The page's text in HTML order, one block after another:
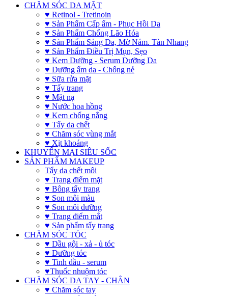
CHĂM SÓC DA MẶT
♥ Retinol - Tretinoin
♥ Sản Phẩm Cấp ẩm - Phục Hồi Da
♥ Sản Phẩm Chống Lão Hóa
♥ Sản Phẩm Sáng Da, Mờ Nám. Tàn Nhang
♥ Sản Phẩm Điều Trị Mụn, Sẹo
♥ Kem Dưỡng - Serum Dưỡng Da
♥ Dưỡng ẩm da - Chống nẻ
♥ Sữa rửa mặt
♥ Tẩy trang
♥ Mặt nạ
♥ Nước hoa hồng
♥ Kem chống nắng
♥ Tẩy da chết
♥ Chăm sóc vùng mắt
♥ Xịt khoáng
KHUYẾN MẠI SIÊU SỐC
SẢN PHẨM MAKEUP
Tẩy da chết môi
♥ Trang điểm mặt
♥ Bông tẩy trang
♥ Son môi màu
♥ Son môi dưỡng
♥ Trang điểm mắt
♥ Sản phẩm tẩy trang
CHĂM SÓC TÓC
♥ Dầu gội - xả - ủ tóc
♥ Dưỡng tóc
♥ Tinh dầu - serum
♥Thuốc nhuộm tóc
CHĂM SÓC DA TAY - CHÂN
♥ Chăm sóc tay